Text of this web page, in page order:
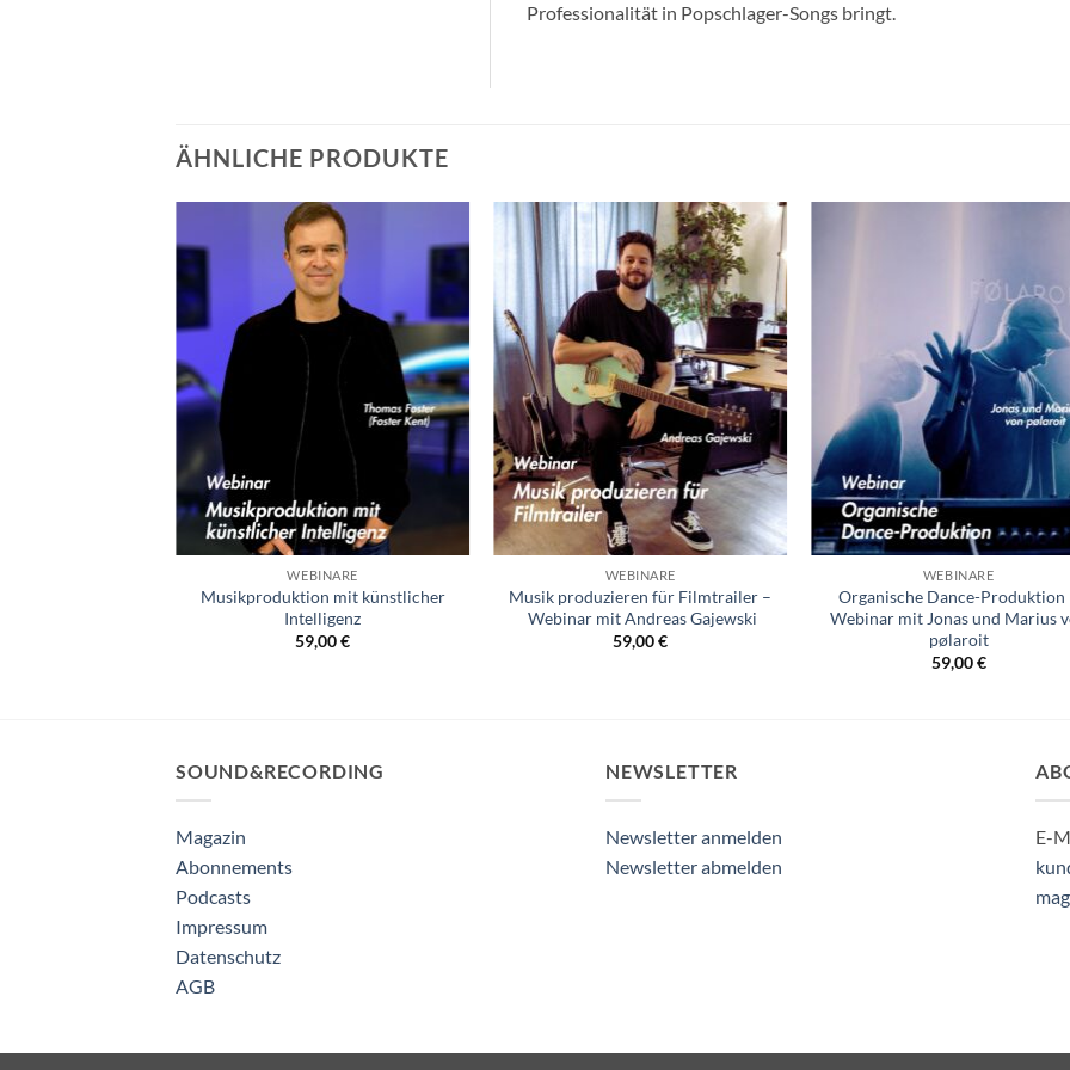
Professionalität in Popschlager-Songs bringt.
ÄHNLICHE PRODUKTE
+
WEBINARE
Musikproduktion mit künstlicher
Intelligenz
59,00€
WEBINARE
Musik produzieren für Filmtrailer –
Webinar mit Andreas Gajewski
59,00€
+
WEBINARE
Organische Dance-Produktion
Webinar mit Jonas und Marius
pølaroit
59,00€
SOUND&RECORDING
Magazin
Abonnements
Podcasts
Impressum
Datenschutz
AGB
NEWSLETTER
Newsletter anmelden
Newsletter abmelden
E-